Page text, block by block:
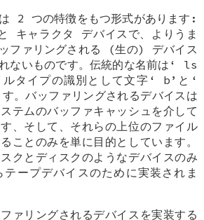
2 つの特徴をもつ形式があります:
キャラクタ
デバイスで、よりうま
ファリングされる (生の) デバイス
ないものです。伝統的な名前は‘ ls
タイプの識別として文字‘ b ’と‘
。バッファリングされるデバイスは
テムのバッファキャッシュを介して
、そして、それらの上位のファイル
ことのみを単に目的としています。
クとディスクのようなデバイスのみ
ープデバイスのために実装されま
ァリングされるデバイスを実装する